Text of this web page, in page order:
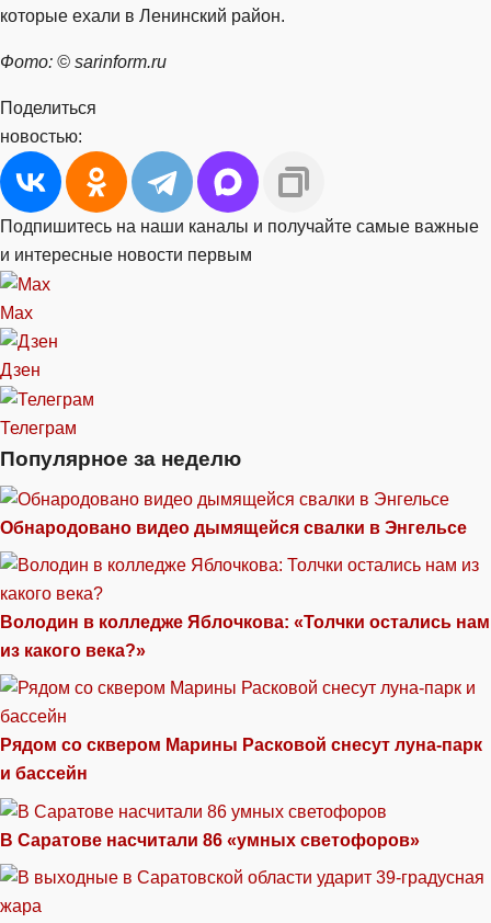
которые ехали в Ленинский район.
Фото: © sarinform.ru
Поделиться
новостью:
Подпишитесь на наши каналы и получайте самые важные
и интересные новости первым
Max
Дзен
Телеграм
Популярное за неделю
Обнародовано видео дымящейся свалки в Энгельсе
Володин в колледже Яблочкова: «Толчки остались нам
из какого века?»
Рядом со сквером Марины Расковой снесут луна-парк
и бассейн
В Саратове насчитали 86 «умных светофоров»